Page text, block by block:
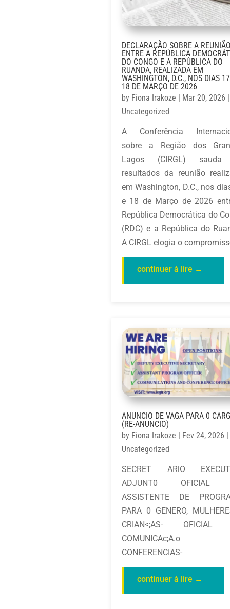
DECLARAÇÃO SOBRE A
ENTRE A REPÚBLICA
DO CONGO E A REPÚBLICA DO
RUANDA, REALIZADA EM
WASHINGTON, D.C., NOS DIAS
18 DE MARÇO DE 2026
by Fiona Irakoze | Mar 20, 2026 |
Uncategorized
A Conferência
sobre a Região dos
Lagos (CIRGL)
resultados da reunião
em Washington, D.C., nos
e 18 de Março de 2026
República Democrática do
(RDC) e a República do
A CIRGL elogia o
ANUNCIO DE VAGA PARA 0
(RE-ANUNCIO)
by Fiona Irakoze | Fev 24, 2026 |
Uncategorized
SECRET ARlO
ADJUNT0 OFICIAL
ASSISTENTE DE
PARA 0 GENERO,
CRIAN<;AS- OFICIAL
CONFERENCIAS-